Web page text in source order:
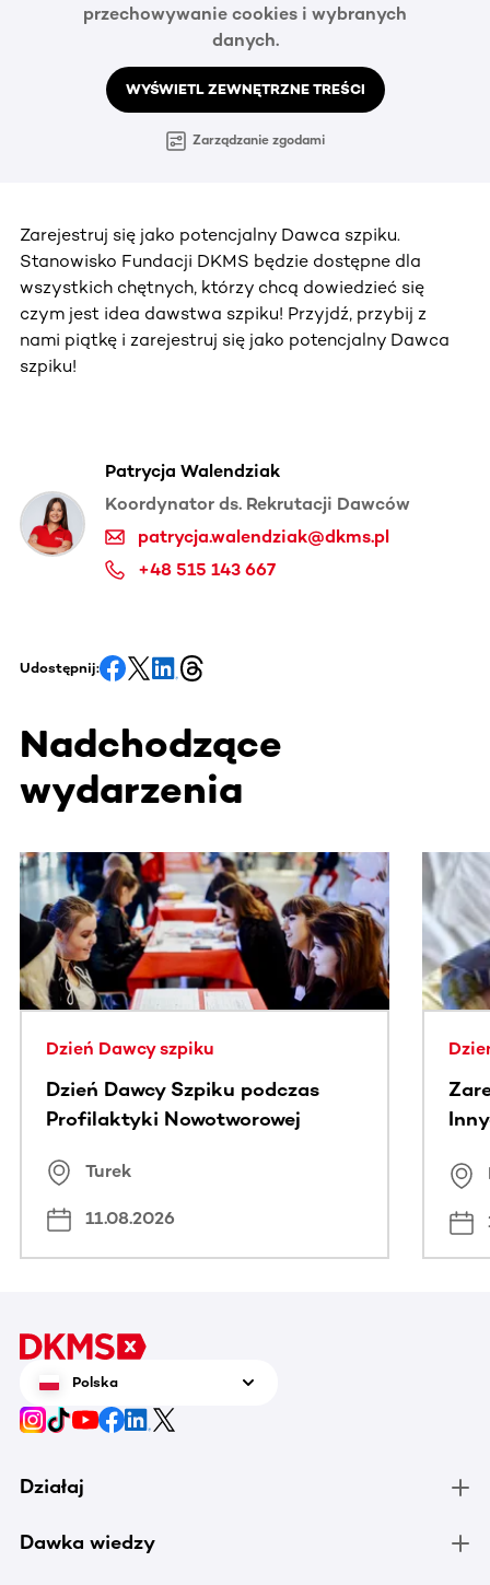
przechowywanie cookies i wybranych
danych.
WYŚWIETL ZEWNĘTRZNE TREŚCI
Zarządzanie zgodami
Zarejestruj się jako potencjalny Dawca szpiku.
Stanowisko Fundacji DKMS będzie dostępne dla
wszystkich chętnych, którzy chcą dowiedzieć się
czym jest idea dawstwa szpiku! Przyjdź, przybij z
nami piątkę i zarejestruj się jako potencjalny Dawca
szpiku!
Patrycja Walendziak
Koordynator ds. Rekrutacji Dawców
patrycja.walendziak@dkms.pl
+48 515 143 667
Udostępnij:
Nadchodzące
wydarzenia
Ta sekcja zawiera treści przewijane w poziomie. Użyj
Dzień Dawcy szpiku
Dzień Dawcy Szpiku podczas
Profilaktyki Nowotworowej
Turek
11.08.2026
Polska
Działaj
Dawka wiedzy